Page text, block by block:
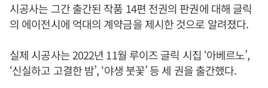
시공사는 그간 출간된 작품 14편 전권의 판권에 대해 글릭
의 에이전시에 억대의 계약금을 제시한 것으로 알려졌다.
실제 시공사는 2022년 11월 루이즈 글릭 시집 ‘아베르노’,
‘신실하고 고결한 밤’, ‘야생 붓꽃’ 등 세 권을 출간했다.